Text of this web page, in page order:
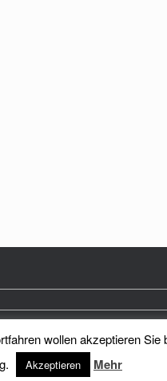
e.V. Theme bySiteOrigin
wollen akzeptieren
Akzeptieren Mehr